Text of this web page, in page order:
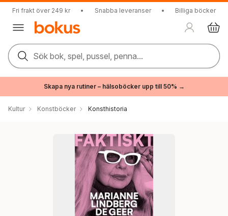
Fri frakt över 249 kr • Snabba leveranser • Billiga böcker
Sök bok, spel, pussel, penna...
Skapa nya rutiner – hälsoböcker upp till 50% →
Kultur Konstböcker Konsthistoria